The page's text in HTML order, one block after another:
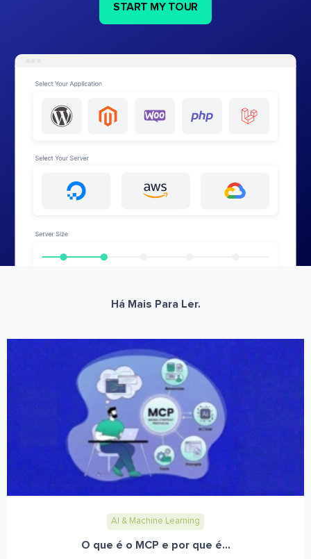
START MY TOUR
Há Mais Para Ler.
AI & Machine Learning
O que é o MCP e por que é...